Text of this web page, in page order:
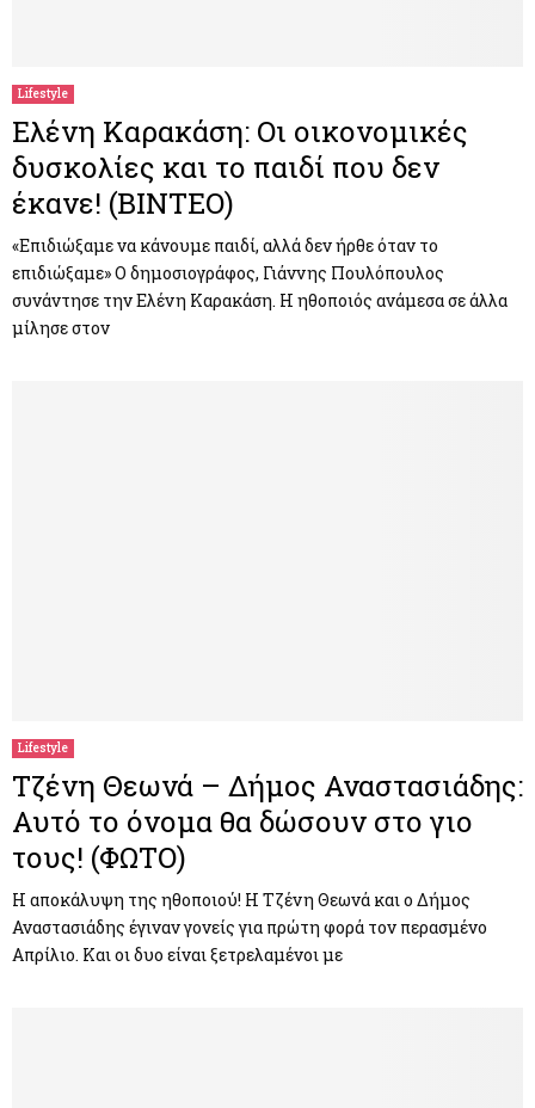
Lifestyle
Ελένη Καρακάση: Οι οικονομικές
δυσκολίες και το παιδί που δεν
έκανε! (ΒΙΝΤΕΟ)
«Επιδιώξαμε να κάνουμε παιδί, αλλά δεν ήρθε όταν το
επιδιώξαμε» Ο δημοσιογράφος, Γιάννης Πουλόπουλος
συνάντησε την Ελένη Καρακάση. Η ηθοποιός ανάμεσα σε άλλα
μίλησε στον
Lifestyle
Τζένη Θεωνά – Δήμος Αναστασιάδης:
Αυτό το όνομα θα δώσουν στο γιο
τους! (ΦΩΤΟ)
Η αποκάλυψη της ηθοποιού! Η Τζένη Θεωνά και ο Δήμος
Αναστασιάδης έγιναν γονείς για πρώτη φορά τον περασμένο
Απρίλιο. Και οι δυο είναι ξετρελαμένοι με